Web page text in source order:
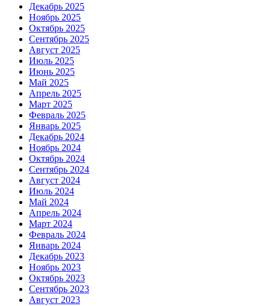
Декабрь 2025
Ноябрь 2025
Октябрь 2025
Сентябрь 2025
Август 2025
Июль 2025
Июнь 2025
Май 2025
Апрель 2025
Март 2025
Февраль 2025
Январь 2025
Декабрь 2024
Ноябрь 2024
Октябрь 2024
Сентябрь 2024
Август 2024
Июль 2024
Май 2024
Апрель 2024
Март 2024
Февраль 2024
Январь 2024
Декабрь 2023
Ноябрь 2023
Октябрь 2023
Сентябрь 2023
Август 2023